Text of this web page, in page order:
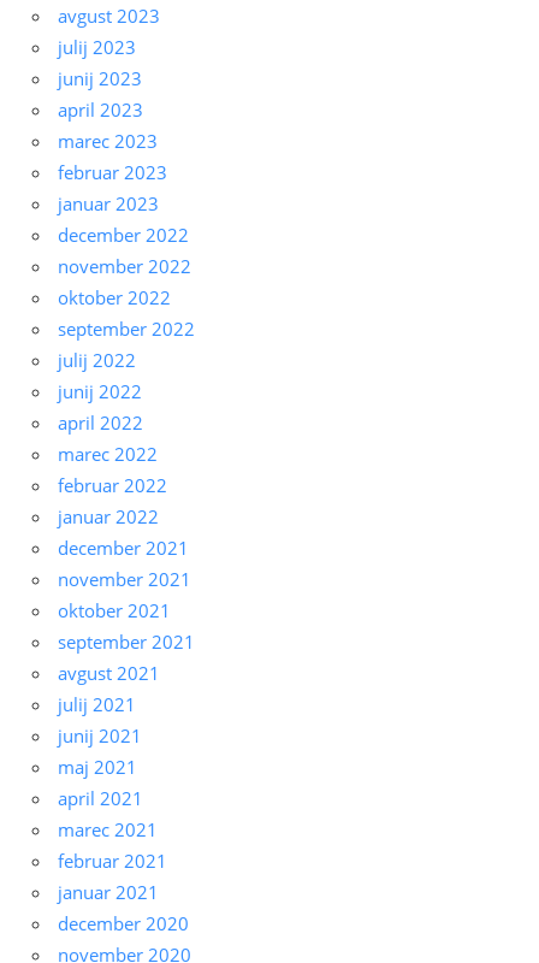
avgust 2023
julij 2023
junij 2023
april 2023
marec 2023
februar 2023
januar 2023
december 2022
november 2022
oktober 2022
september 2022
julij 2022
junij 2022
april 2022
marec 2022
februar 2022
januar 2022
december 2021
november 2021
oktober 2021
september 2021
avgust 2021
julij 2021
junij 2021
maj 2021
april 2021
marec 2021
februar 2021
januar 2021
december 2020
november 2020